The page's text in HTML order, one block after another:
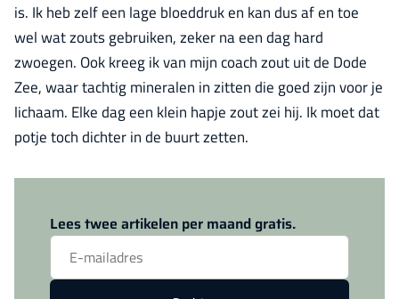
is. Ik heb zelf een lage bloeddruk en kan dus af en toe
wel wat zouts gebruiken, zeker na een dag hard
zwoegen. Ook kreeg ik van mijn coach zout uit de Dode
Zee, waar tachtig mineralen in zitten die goed zijn voor je
lichaam. Elke dag een klein hapje zout zei hij. Ik moet dat
potje toch dichter in de buurt zetten.
Lees twee artikelen per maand gratis.